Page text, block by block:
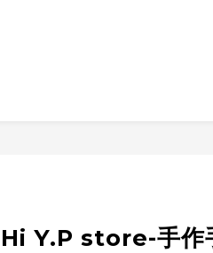
Hi Y.P store-手作